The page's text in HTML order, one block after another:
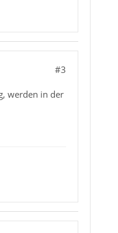
#3
werden in der